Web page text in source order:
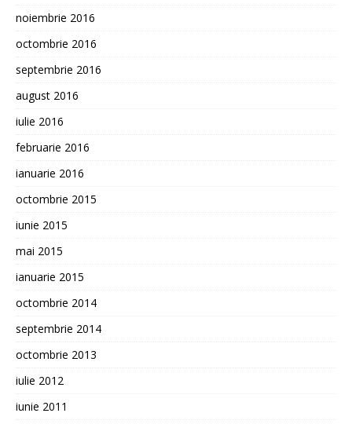
noiembrie 2016
octombrie 2016
septembrie 2016
august 2016
iulie 2016
februarie 2016
ianuarie 2016
octombrie 2015
iunie 2015
mai 2015
ianuarie 2015
octombrie 2014
septembrie 2014
octombrie 2013
iulie 2012
iunie 2011